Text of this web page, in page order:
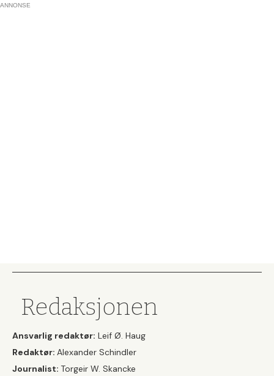
ANNONSE
Redaksjonen
Ansvarlig redaktør: Leif Ø. Haug
Redaktør: Alexander Schindler
Journalist: Torgeir W. Skancke